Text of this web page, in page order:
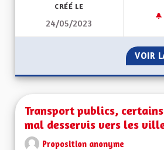
CRÉÉ LE
24/05/2023
VOIR
Transport publics,
mal desservis vers les
Proposition anonyme